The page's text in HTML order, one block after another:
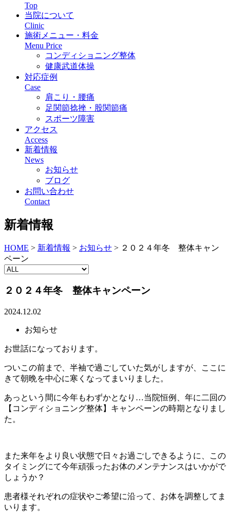
Top
当院について
Clinic
施術メニュー・料金
Menu Price
コンディショニング整体
健康武道体操
対応症例
Case
肩こり・腰痛
足関節捻挫・股関節痛
スポーツ障害
アクセス
Access
新着情報
News
お知らせ
ブログ
お問い合わせ
Contact
新着情報
HOME > 新着情報 > お知らせ > ２０２４年冬 整体キャン
ペーン
２０２４年冬 整体キャンペーン
2024.12.02
お知らせ
お世話になっております。
ついこの前まで、半袖で過ごしていた気がしますが、ここに
きて朝晩を中心に寒くなってまいりました。
あっという間に今年もわずかとなり…当院恒例、年に二回の
【コンディショニング整体】キャンペーンの時期となりまし
た。
また来年をより良い状態で日々お過ごしできるように、この
タイミングにて今年頑張ったお体のメンテナンスはいかがで
しょうか？
患者様それぞれの症状やご希望に沿って、お体を調整してま
いります。